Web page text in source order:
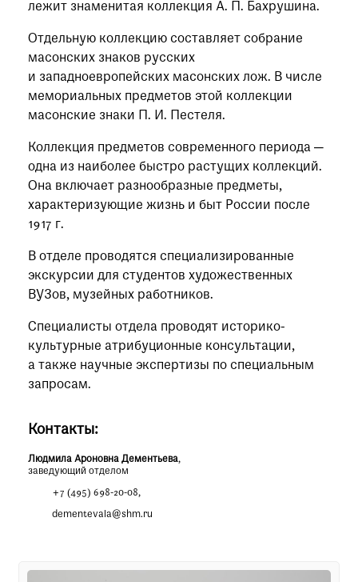
лежит знаменитая коллекция А. П. Бахрушина.
Отдельную коллекцию составляет собрание
масонских знаков русских
и западноевропейских масонских лож. В числе
мемориальных предметов этой коллекции
масонские знаки П. И. Пестеля.
Коллекция предметов современного периода —
одна из наиболее быстро растущих коллекций.
Она включает разнообразные предметы,
характеризующие жизнь и быт России после
1917 г.
В отделе проводятся специализированные
экскурсии для студентов художественных
ВУЗов, музейных работников.
Специалисты отдела проводят историко-
культурные атрибуционные консультации,
а также научные экспертизы по специальным
запросам.
Контакты:
Людмила Ароновна Дементьева,
заведующий отделом
+7 (495) 698-20-08,
dementevala@shm.ru